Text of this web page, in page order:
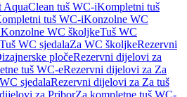
AquaClean tuš WC-iKompletni tuš
tuš WC-iKonzolne WC
WC školjkeTuš WC
WC sjedalaZa WC školjkeRezervni
pločeRezervni dijelovi za
tuš WC-eRezervni dijelovi za Za
sjedalaRezervni dijelovi za Za tuš
za PriborZa kompletne tuš WC-